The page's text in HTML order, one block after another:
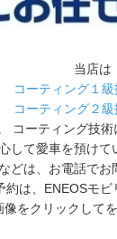
当店は
コーティング１
コーティング２
コーティング技術
して愛車を預けて
どは、お電話でお
約は、ENEOSモ
像をクリックして